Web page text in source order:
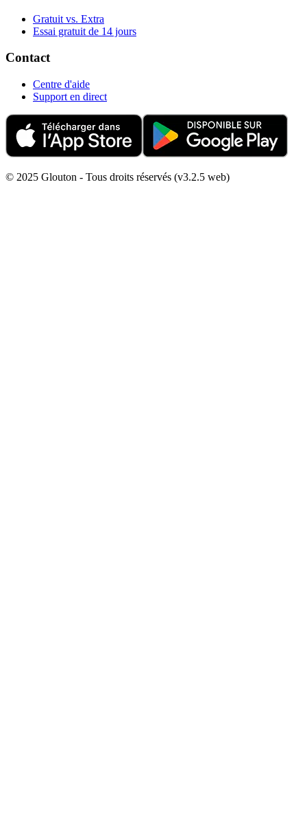
Gratuit vs. Extra
Essai gratuit de 14 jours
Contact
Centre d'aide
Support en direct
© 2025 Glouton - Tous droits réservés (v3.2.5 web)